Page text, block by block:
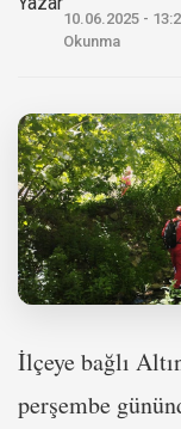
10.06.2025 -
Okunma
İlçeye bağlı
perşembe